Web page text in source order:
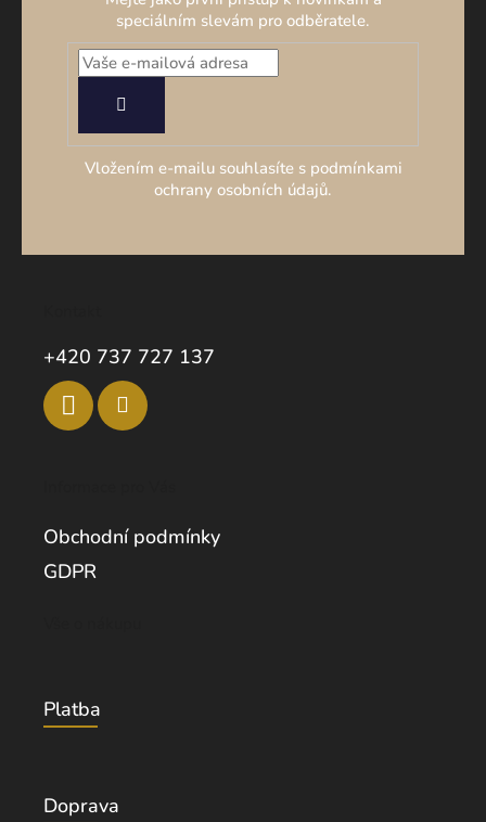
speciálním slevám pro odběratele.
SE
Vložením e-mailu souhlasíte s podmínkami
ochrany osobních údajů.
+420 737 727 137
Obchodní podmínky
GDPR
Platba
Doprava